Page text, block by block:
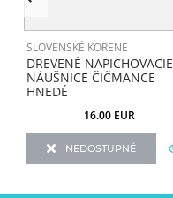
SLOVENSKÉ KORENE
DREVENÉ NAPICHOVACIE
NÁUŠNICE ČIČMANCE
HNEDÉ
16.00 EUR
NEDOSTUPNÉ